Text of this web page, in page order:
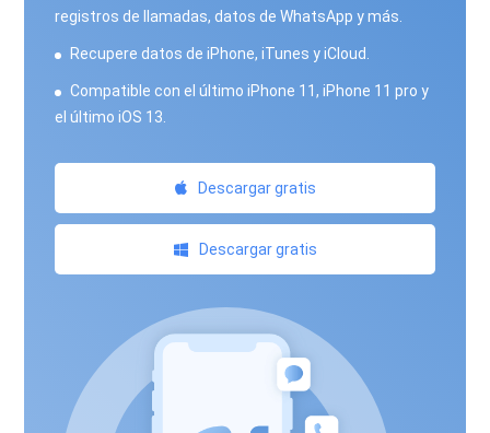
registros de llamadas, datos de WhatsApp y más.
Recupere datos de iPhone, iTunes y iCloud.
Compatible con el último iPhone 11, iPhone 11 pro y
el último iOS 13.
Descargar gratis
Descargar gratis